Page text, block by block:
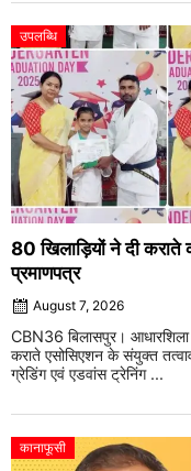
उपलब्धि
80 खिलाड़ियों ने दी कराते
प्रमाणपत्र
August 7, 2026
CBN36 बिलासपुर। आधारशिला
कराते एसोसिएशन के संयुक्त
ग्रेडिंग एवं एडवांस ट्रेनिंग ...
कानाफूसी